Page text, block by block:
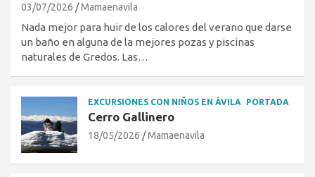
03/07/2026 Mamaenavila
Nada mejor para huir de los calores del verano que darse
un baño en alguna de la mejores pozas y piscinas
naturales de Gredos. Las…
EXCURSIONES CON NIÑOS EN ÁVILA PORTADA
Cerro Gallinero
18/05/2026 Mamaenavila